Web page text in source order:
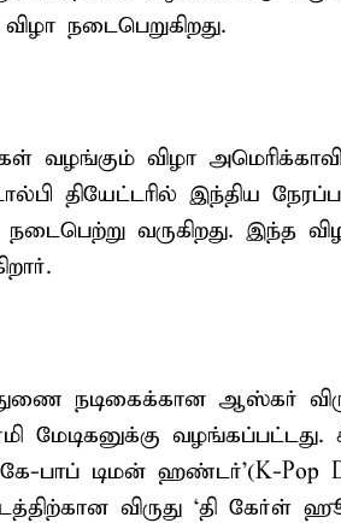
நடைபெறுகிறது.
வழங்கும் விழா
தியேட்டரில் இந்திய
வருகிறது. இந்த
நடிகைக்கான ஆஸ்கர்
மேடிகனுக்கு வழங்கப்பட்டது.
பாப் டிமன் ஹண்டர்’(K-Pop
விருது ‘தி கேர்ள்